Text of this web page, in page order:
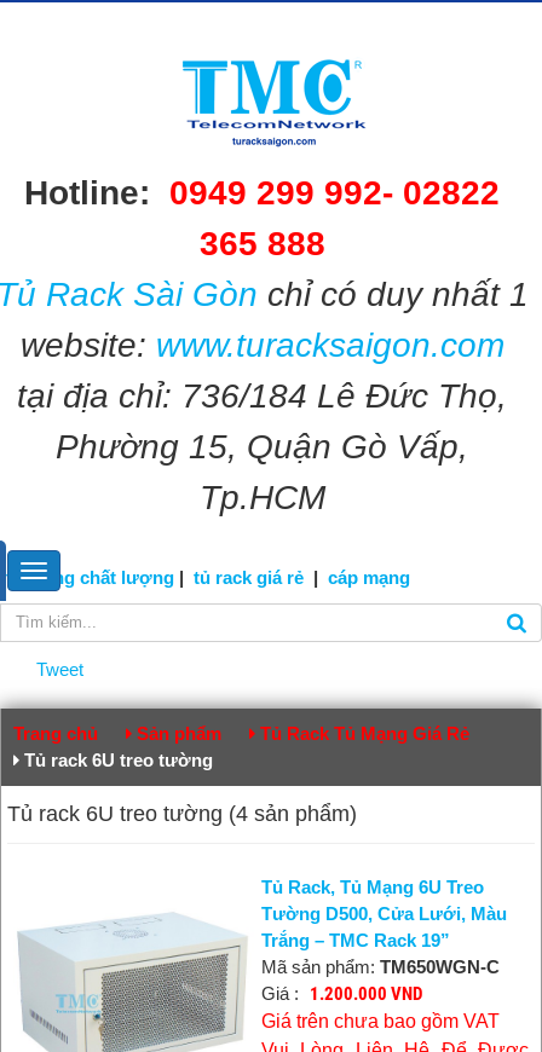
Hotline: 0949 299 992- 02822
365 888​​
Rack Sài Gòn chỉ có duy nhất 1
website: www.turacksaigon.com
tại địa chỉ: 736/184 Lê Đức Thọ,
Phường 15, Quận Gò Vấp,
Tp.HCM
tủ mạng chất lượng | tủ rack giá rẻ | cáp mạng
Tweet
Trang chủ Sản phẩm
Tủ Rack Tủ Mạng Giá Rẻ
Tủ rack 6U treo tường
Tủ rack 6U treo tường (4 sản phẩm)
Tủ Rack, Tủ Mạng 6U Treo
Tường D500, Cửa Lưới, Màu
Trắng – TMC Rack 19”
Mã sản phẩm: TM650WGN-C
Giá :
1.200.000 VND
Giá trên chưa bao gồm VAT